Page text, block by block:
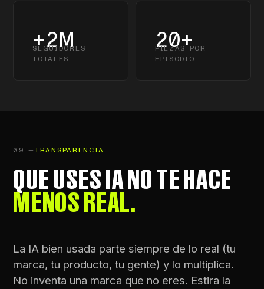
+2M
SEGUIDORES
TOTALES 20+
PIEZAS POR
EPISODIO
09 —TRANSPARENCIA
QUE USES IA NO TE HACE
MENOS REAL.
La IA bien usada parte siempre de lo real (tu
marca, tu producto, tu gente) y lo multiplica.
No inventa una marca que no eres. Estira la